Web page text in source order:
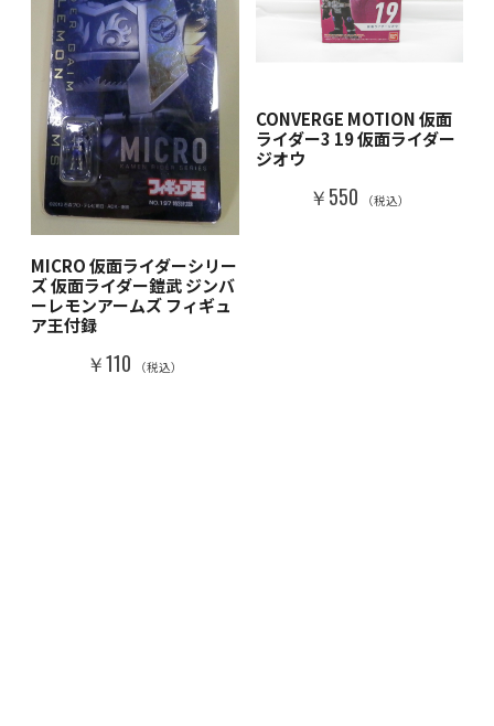
MICRO 仮面ライダーシリー
ズ 仮面ライダー鎧武 ジンバ
ーレモンアームズ フィギュ
ア王付録
￥110 （税込）
CONVERGE MOTION 仮面
ライダー3 19 仮面ライダー
ジオウ
￥550 （税込）